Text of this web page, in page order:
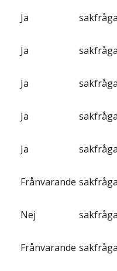
Ja
Ja
Ja
Ja
Ja
Frånvarande
Nej
Frånvarande